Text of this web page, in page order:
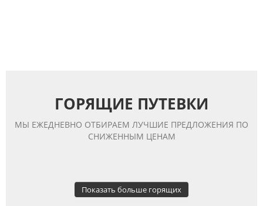
ГОРЯЩИЕ ПУТЕВКИ
МЫ ЕЖЕДНЕВНО ОТБИРАЕМ ЛУЧШИЕ ПРЕДЛОЖЕНИЯ ПО
СНИЖЕННЫМ ЦЕНАМ
Показать больше горящих